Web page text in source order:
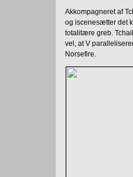
Akkompagneret af
og iscenesætter det
totalitære greb.
vel, at V
Norsefire.